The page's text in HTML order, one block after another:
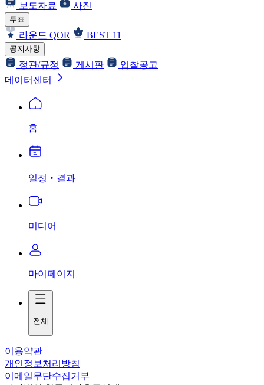
보도자료 사진
투표
라운드 QOR BEST 11
공지사항
정관/규정 게시판
입찰공고
데이터센터
홈
일정‧결과
미디어
마이페이지
전체
이용약관
개인정보처리방침
이메일무단수집거부